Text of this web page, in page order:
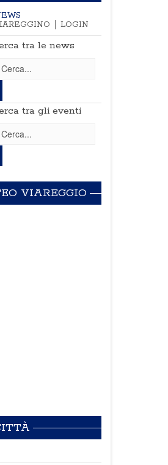
LOGIN
tra le news
tra gli eventi
VIAREGGIO